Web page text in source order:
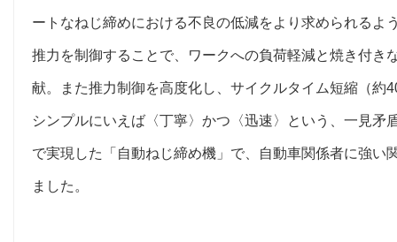
ートなねじ締めにおける不良の低減をより求められるよ
推力を制御することで、ワークへの負荷軽減と焼き付き
献。また推力制御を高度化し、サイクルタイム短縮（約
シンプルにいえば〈丁寧〉かつ〈迅速〉という、一見矛
で実現した「自動ねじ締め機」で、自動車関係者に強い
ました。